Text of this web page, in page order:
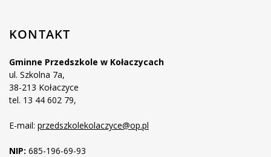
KONTAKT
Gminne Przedszkole w Kołaczycach
ul. Szkolna 7a,
38-213 Kołaczyce
tel. 13 44 602 79,
E-mail: przedszkolekolaczyce@op.pl
NIP: 685-196-69-93